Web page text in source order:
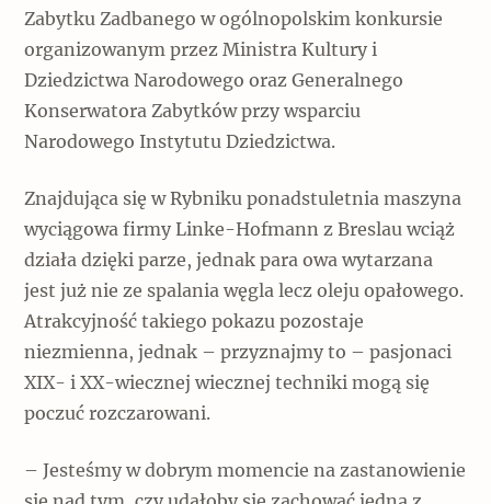
Zabytku Zadbanego w ogólnopolskim konkursie
organizowanym przez Ministra Kultury i
Dziedzictwa Narodowego oraz Generalnego
Konserwatora Zabytków przy wsparciu
Narodowego Instytutu Dziedzictwa.
Znajdująca się w Rybniku ponadstuletnia maszyna
wyciągowa firmy Linke-Hofmann z Breslau wciąż
działa dzięki parze, jednak para owa wytarzana
jest już nie ze spalania węgla lecz oleju opałowego.
Atrakcyjność takiego pokazu pozostaje
niezmienna, jednak – przyznajmy to – pasjonaci
XIX- i XX-wiecznej wiecznej techniki mogą się
poczuć rozczarowani.
– Jesteśmy w dobrym momencie na zastanowienie